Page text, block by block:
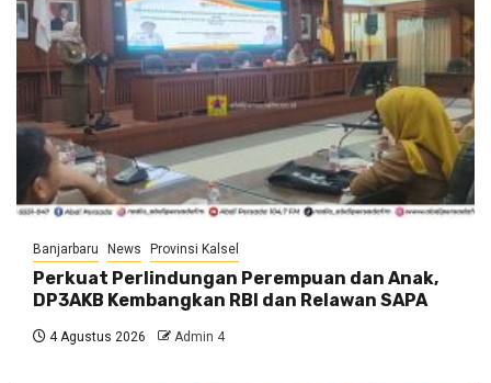
Banjarbaru News Provinsi Kalsel
Perkuat Perlindungan Perempuan dan Anak,
DP3AKB Kembangkan RBI dan Relawan SAPA
4 Agustus 2026 Admin 4